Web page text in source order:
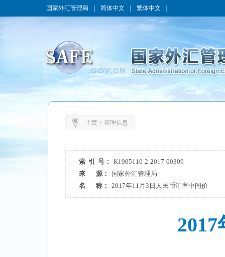
国家外汇管理局 简体中文 繁体中文
主页> 管理信息
索 引 号：
K1905110-2-2017-00309
来 源：
国家外汇管理局
名 称：
2017年11月3日人民币汇率中间价